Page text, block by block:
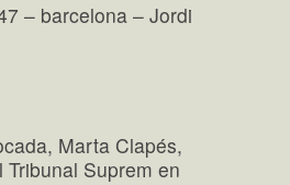
– barcelona – Jordi
Marta Clapés,
Tribunal Suprem en